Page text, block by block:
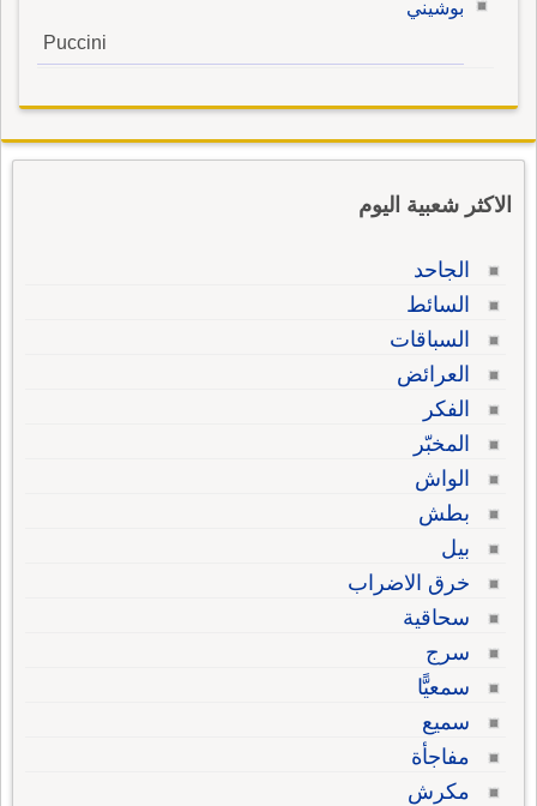
بوشيني
Puccini
الاكثر شعبية اليوم
الجاحد
السائط
السباقات
العرائض
الفكر
المخبّر
الواش
بطش
بيل
خرق الاضراب
سحاقية
سرج
سمعيًّا
سميع
مفاجأة
مكرش